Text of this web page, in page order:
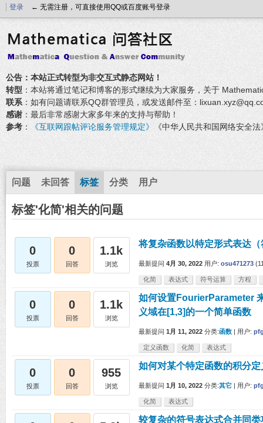
登录 ← 无需注册，可直接使用QQ或百度账号登录
公告：本站正式转型为非交互式静态网站！
转型 ：本站将通过笔记和博客的形式继续为大家服务，关于
联系 ：如有问题请联系QQ群管理员，或发送邮件至：
感谢 ：最后非常感谢大家多年来的支持与帮助！
参考 ： 《互联网跟帖评论服务管理规定》 《中华人民共和国网络安全
问题 未回答 标签 分类 用户
标签'化简'相关的问题
0
投票
0
回答
1.1k
浏览
将复杂函数以特定形式表达
最新提问 4月 30, 2022 用户: osu471273 (
化简 表达式 符号运算 方程
0
投票
0
回答
1.1k
浏览
如何设置FourierParameter
义域在[1,3]的一个简单函数
最新提问 1月 11, 2022 分类:函数 用户:
定义函数 化简 表达式
0
投票
0
回答
955
浏览
如何对某个特定函数的积分
最新提问 1月 10, 2022 分类:其它 用户:
化简 表达式
较复杂的符号表达式合并同类